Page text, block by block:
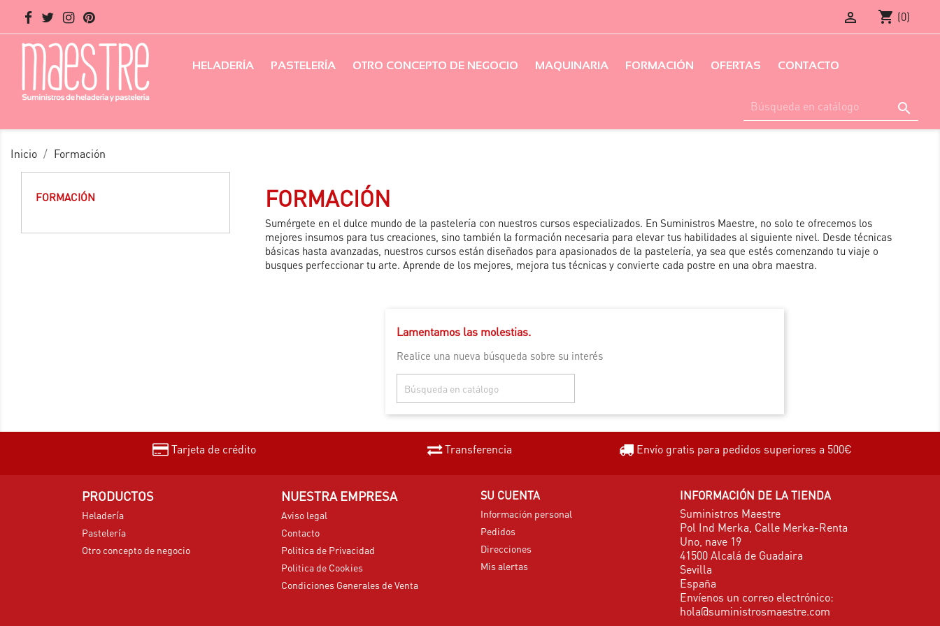
 shopping_cart (0)
HELADERÍA PASTELERÍA OTRO CONCEPTO DE NEGOCIO MAQUINARIA FORMACIÓN OFERTAS CONTACTO

Inicio Formación
FORMACIÓN FORMACIÓN
Sumérgete en el dulce mundo de la pastelería con nuestros cursos especializados. En Suministros Maestre, no solo te ofrecemos los
mejores insumos para tus creaciones, sino también la formación necesaria para elevar tus habilidades al siguiente nivel. Desde técnicas
básicas hasta avanzadas, nuestros cursos están diseñados para apasionados de la pastelería, ya sea que estés comenzando tu viaje o
busques perfeccionar tu arte. Aprende de los mejores, mejora tus técnicas y convierte cada postre en una obra maestra.
Lamentamos las molestias.
Realice una nueva búsqueda sobre su interés
Tarjeta de crédito Transferencia Envío gratis para pedidos superiores a 500€
PRODUCTOS
Heladería
Pastelería
Otro concepto de negocio
NUESTRA EMPRESA
Aviso legal
Contacto
Politica de Privacidad
Politica de Cookies
Condiciones Generales de Venta
SU CUENTA
Información personal
Pedidos
Direcciones
Mis alertas
INFORMACIÓN DE LA TIENDA
Suministros Maestre
Pol Ind Merka, Calle Merka-Renta
Uno, nave 19
41500 Alcalá de Guadaira
Sevilla
España
Envíenos un correo electrónico:
hola@suministrosmaestre.com